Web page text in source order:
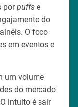
porpuffse
do
O foco
em eventos e
um volume
do mercado
intuito é sair